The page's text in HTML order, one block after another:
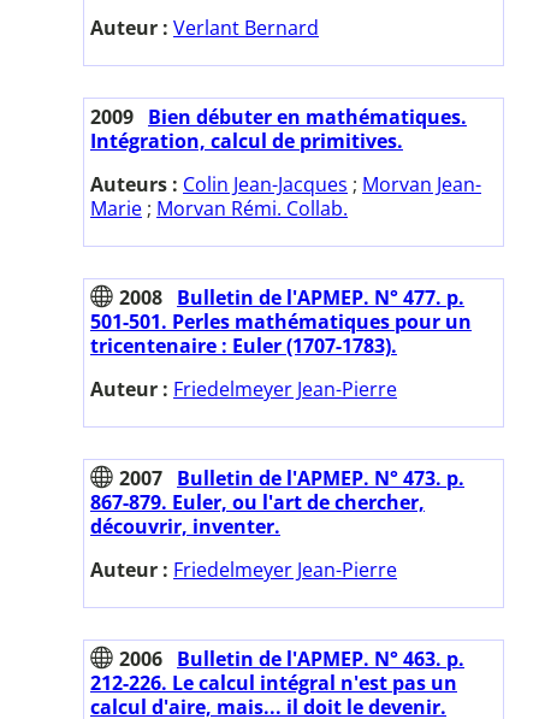
Auteur : Verlant Bernard
2009 Bien débuter en mathématiques.
Intégration, calcul de primitives.
Auteurs : Colin Jean-Jacques ; Morvan Jean-
Marie ; Morvan Rémi. Collab.
2008 Bulletin de l'APMEP. N° 477. p.
501-501. Perles mathématiques pour un
tricentenaire : Euler (1707-1783).
Auteur : Friedelmeyer Jean-Pierre
2007 Bulletin de l'APMEP. N° 473. p.
867-879. Euler, ou l'art de chercher,
découvrir, inventer.
Auteur : Friedelmeyer Jean-Pierre
2006 Bulletin de l'APMEP. N° 463. p.
212-226. Le calcul intégral n'est pas un
calcul d'aire, mais... il doit le devenir.